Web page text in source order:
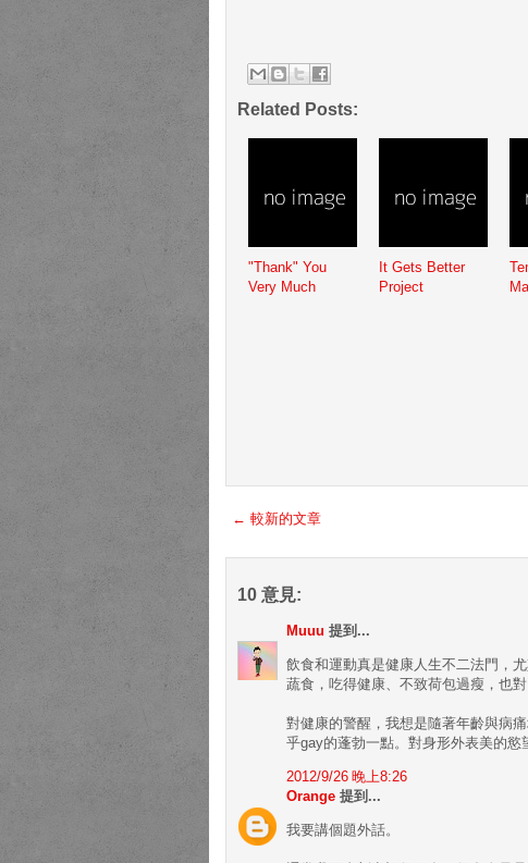
Related Posts:
"Thank" You
Very Much
It Gets Better
Project
← 較新的文章
10 意見:
Muuu 提到...
飲食和運動真是健康人生不二法門，
蔬食，吃得健康、不致荷包過瘦，也對
對健康的警醒，我想是隨著年齡與病
乎gay的蓬勃一點。對身形外表美的慾
2012/9/26 晚上8:26
Orange 提到...
我要講個題外話。